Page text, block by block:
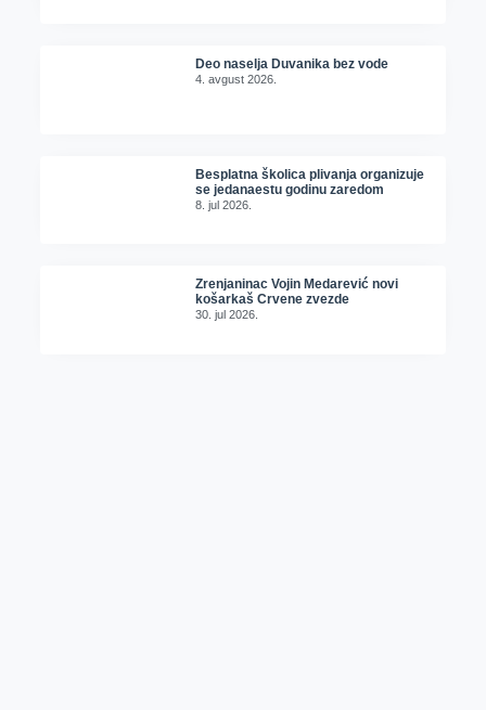
Deo naselja Duvanika bez vode
4. avgust 2026.
Besplatna školica plivanja organizuje
se jedanaestu godinu zaredom
8. jul 2026.
Zrenjaninac Vojin Medarević novi
košarkaš Crvene zvezde
30. jul 2026.